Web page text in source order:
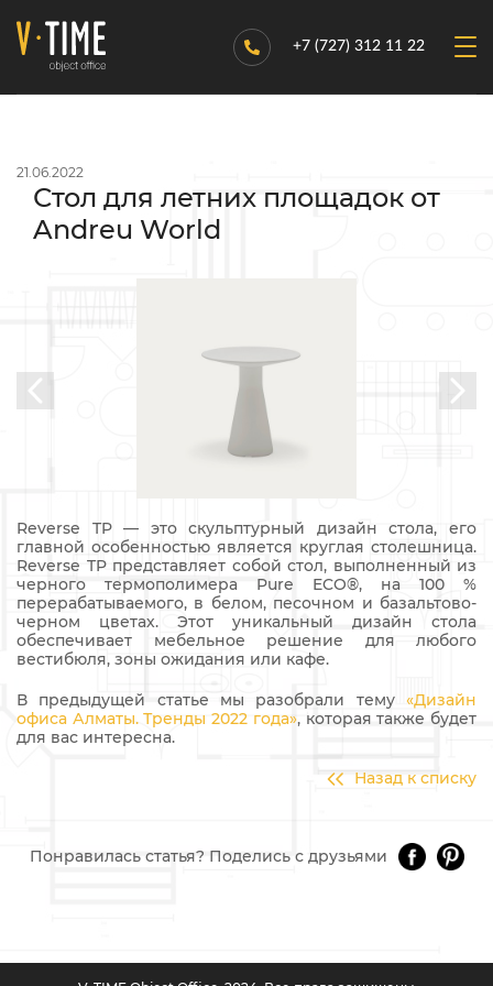
+7 (727) 312 11 22
21.06.2022
Стол для летних площадок от
Andreu World
Reverse TP — это скульптурный дизайн стола, его
главной особенностью является круглая столешница.
Reverse TP представляет собой стол, выполненный из
черного термополимера Pure ECO®, на 100 %
перерабатываемого, в белом, песочном и базальтово-
черном цветах. Этот уникальный дизайн стола
обеспечивает мебельное решение для любого
вестибюля, зоны ожидания или кафе.
В предыдущей статье мы разобрали тему «Дизайн
офиса Алматы. Тренды 2022 года», которая также будет
для вас интересна.
Назад к списку
Понравилась статья? Поделись с друзьями